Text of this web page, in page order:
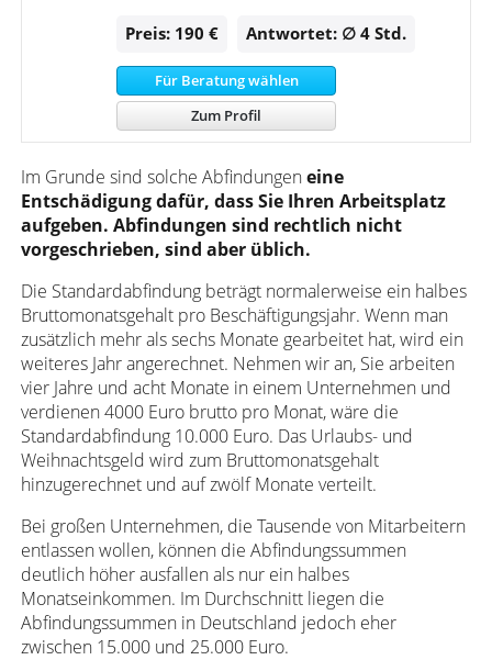
Preis: 190 € Antwortet: ∅ 4Std.
Für Beratung wählen
Zum Profil
Im Grunde sind solche Abfindungeneine
Entschädigung dafür, dass Sie Ihren Arbeitsplatz
aufgeben. Abfindungen sind rechtlich nicht
vorgeschrieben, sind aber üblich.
Die Standardabfindung beträgt normalerweise ein halbes
Bruttomonatsgehalt pro Beschäftigungsjahr. Wenn man
zusätzlich mehr als sechs Monate gearbeitet hat, wird ein
weiteres Jahr angerechnet. Nehmen wir an, Sie arbeiten
vier Jahre und acht Monate in einem Unternehmen und
verdienen 4000 Euro brutto pro Monat, wäre die
Standardabfindung 10.000 Euro. Das Urlaubs- und
Weihnachtsgeld wird zum Bruttomonatsgehalt
hinzugerechnet und auf zwölf Monate verteilt.
Bei großen Unternehmen, die Tausende von Mitarbeitern
entlassen wollen, können die Abfindungssummen
deutlich höher ausfallen als nur ein halbes
Monatseinkommen. Im Durchschnitt liegen die
Abfindungssummen in Deutschland jedoch eher
zwischen 15.000 und 25.000 Euro.